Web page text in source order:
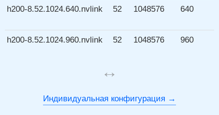
h200-8.52.1024.640.nvlink 52 1048576 640
h200-8.52.1024.960.nvlink 52 1048576 960
↔
Индивидуальная конфигурация